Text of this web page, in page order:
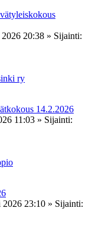
20:38 » Sijainti:
ry
14.2.2026
11:03 » Sijainti:
2026 23:10 » Sijainti: